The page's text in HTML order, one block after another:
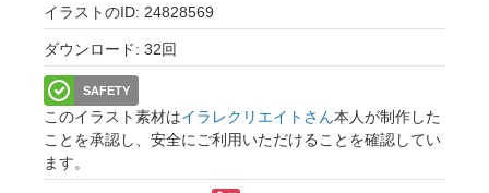
イラストのID: 24828569
ダウンロード: 32回
SAFETY
このイラスト素材はイラレクリエイトさん本人が制作した
ことを承認し、安全にご利用いただけることを確認してい
ます。